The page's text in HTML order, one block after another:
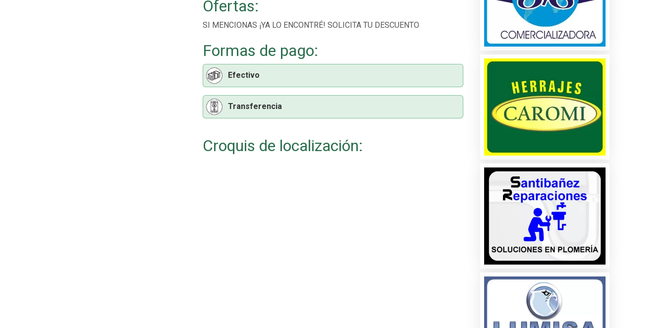
Ofertas:
SI MENCIONAS ¡YA LO ENCONTRÉ! SOLICITA TU DESCUENTO
Formas de pago:
Efectivo
Transferencia
Croquis de localización: